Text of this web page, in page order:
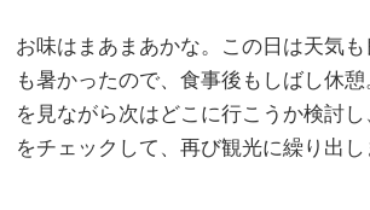
お味はまあまあかな。この日は天気
も暑かったので、食事後もしばし休
を見ながら次はどこに行こうか検討
をチェックして、再び観光に繰り出し